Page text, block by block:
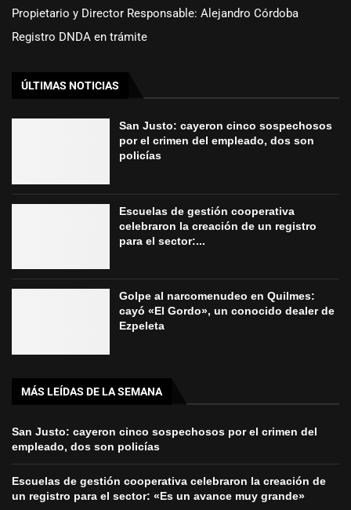
Propietario y Director Responsable: Alejandro Córdoba
Registro DNDA en trámite
ÚLTIMAS NOTICIAS
San Justo: cayeron cinco sospechosos
por el crimen del empleado, dos son
policías
Escuelas de gestión cooperativa
celebraron la creación de un registro
para el sector:...
Golpe al narcomenudeo en Quilmes:
cayó «El Gordo», un conocido dealer de
Ezpeleta
MÁS LEÍDAS DE LA SEMANA
San Justo: cayeron cinco sospechosos por el crimen del
empleado, dos son policías
Escuelas de gestión cooperativa celebraron la creación de
un registro para el sector: «Es un avance muy grande»